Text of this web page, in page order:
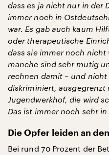
dass es ja nicht nur in der
immer noch in
war. Es gab auch kaum
oder therapeutische
dass sie immer noch
manche sind sehr mutig
rechnen damit – und nicht
diskriminiert, ausgegrenzt
Jugendwerkhof, die wird
Das ist immer noch sehr
Die Opfer leiden an
Bei rund 70 Prozent der